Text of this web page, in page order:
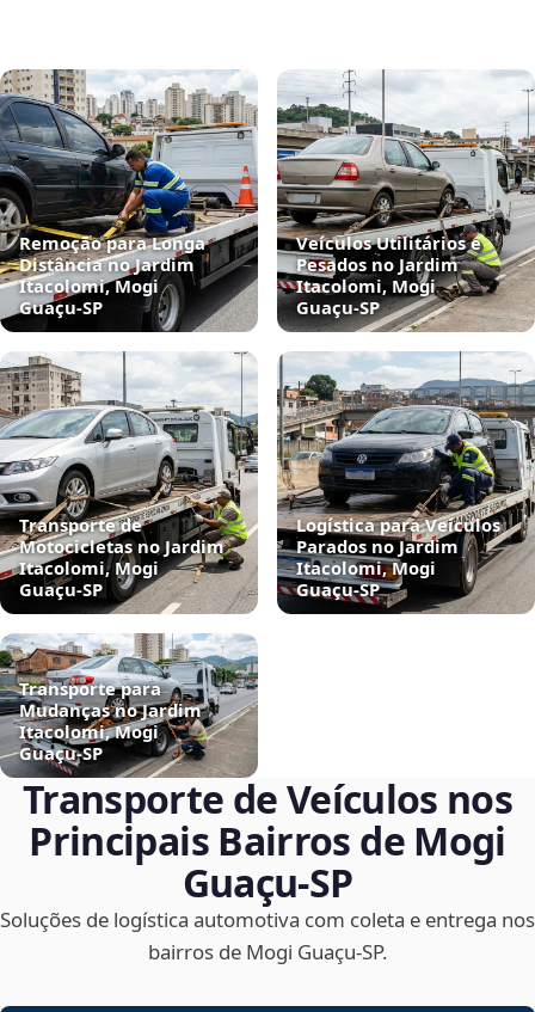
Remoção para Longa
Distância no Jardim
Itacolomi, Mogi
Guaçu‑SP
Veículos Utilitários e
Pesados no Jardim
Itacolomi, Mogi
Guaçu‑SP
Transporte de
Motocicletas no Jardim
Itacolomi, Mogi
Guaçu‑SP
Logística para Veículos
Parados no Jardim
Itacolomi, Mogi
Guaçu‑SP
Transporte para
Mudanças no Jardim
Itacolomi, Mogi
Guaçu‑SP
Transporte de Veículos nos
Principais Bairros de Mogi
Guaçu‑SP
Soluções de logística automotiva com coleta e entrega nos
bairros de Mogi Guaçu‑SP.